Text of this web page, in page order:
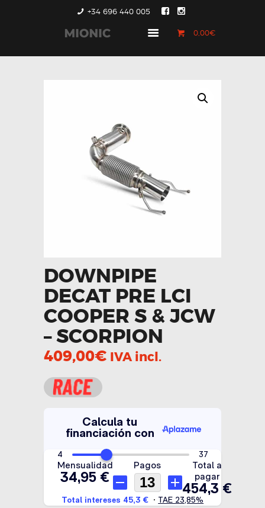
+34 696 440 005
0,00€
GENERACIÓN 1
PACEMAN
CONTACTO
DOWNPIPE
DECAT PRE LCI
COOPER S & JCW
– SCORPION
409,00€ IVA incl.